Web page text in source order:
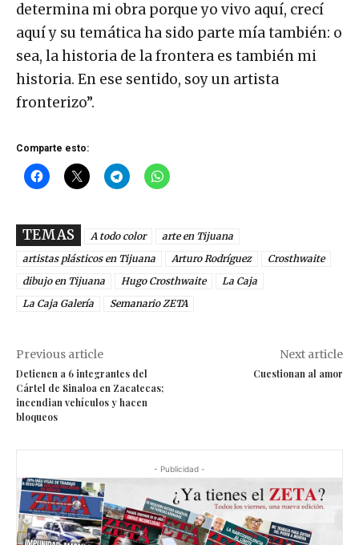
determina mi obra porque yo vivo aquí, crecí
aquí y su temática ha sido parte mía también: o
sea, la historia de la frontera es también mi
historia. En ese sentido, soy un artista
fronterizo”.
Comparte esto:
TEMAS A todo color
arte en Tijuana
artistas plásticos en Tijuana
Arturo Rodríguez
Crosthwaite
dibujo en Tijuana
Hugo Crosthwaite
La Caja
La Caja Galería
Semanario ZETA
Previous article
Detienen a 6 integrantes del
Cártel de Sinaloa en Zacatecas;
incendian vehículos y hacen
bloqueos
Next article
Cuestionan al amor
- Publicidad -